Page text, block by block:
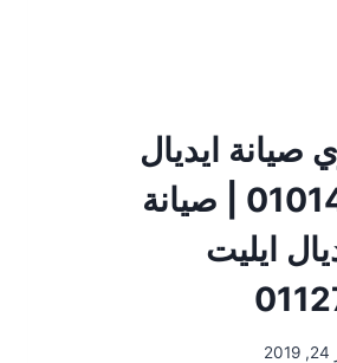
ايديال
01014723434 | صيانة
ايليت